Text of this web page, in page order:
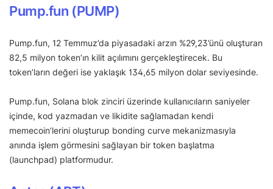
Pump.fun (PUMP)
Pump.fun, 12 Temmuz’da piyasadaki arzın %29,23’ünü oluşturan
82,5 milyon token’ın kilit açılımını gerçekleştirecek. Bu
token’ların değeri ise yaklaşık 134,65 milyon dolar seviyesinde.
Pump.fun, Solana blok zinciri üzerinde kullanıcıların saniyeler
içinde, kod yazmadan ve likidite sağlamadan kendi
memecoin’lerini oluşturup bonding curve mekanizmasıyla
anında işlem görmesini sağlayan bir token başlatma
(launchpad) platformudur.